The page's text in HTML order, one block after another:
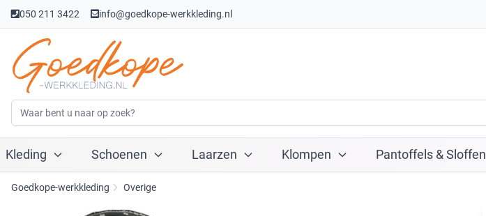
050 211 3422 info@goedkope-werkkleding.nl
Kleding Schoenen Laarzen Klompen Pantoffels & Sloffen
Goedkope-werkkleding Overige